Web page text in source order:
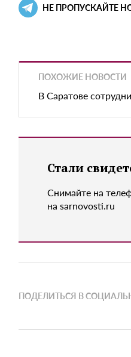
НЕ ПРОПУСКАЙТЕ
ПОХОЖИЕ НОВОСТИ
В Саратове
Стали
Снимайте на
на sarnovosti.ru
ПОДЕЛИТЬСЯ В